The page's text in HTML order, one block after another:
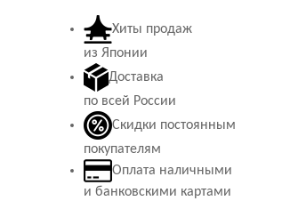
Хиты продаж
из Японии
Доставка
по всей России
Скидки постоянным
покупателям
Оплата наличными
и банковскими картами